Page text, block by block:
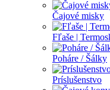
Čajové misky
Fľaše |
Poháre / Šálky
Príslušenstvo